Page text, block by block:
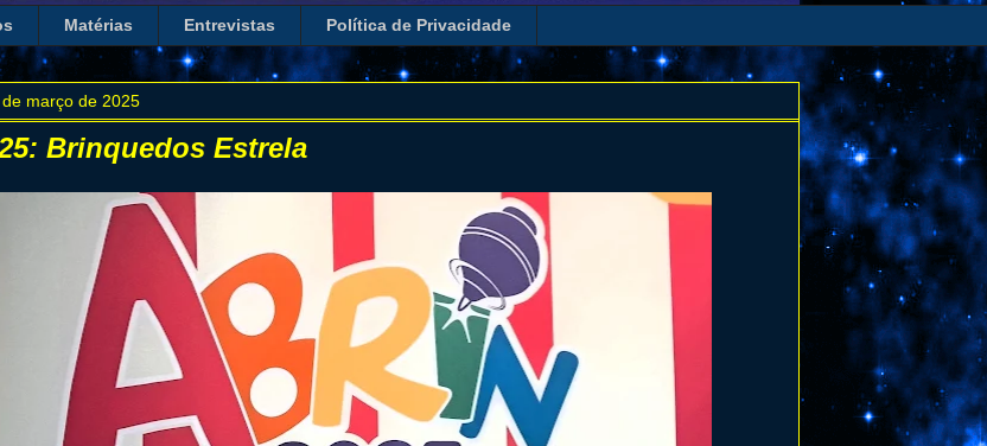
Matérias Entrevistas Política de Privacidade
março de 2025
Brinquedos Estrela